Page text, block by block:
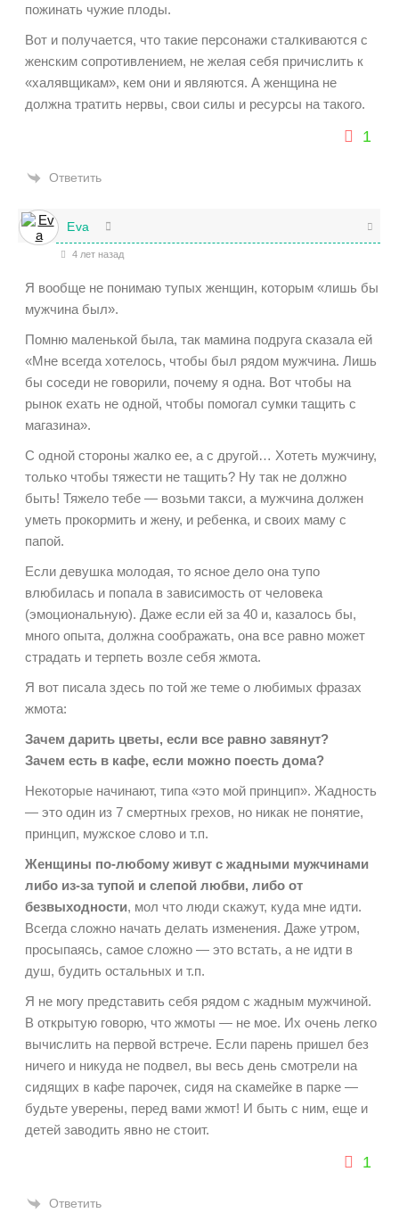
пожинать чужие плоды.
Вот и получается, что такие персонажи сталкиваются с
женским сопротивлением, не желая себя причислить к
«халявщикам», кем они и являются. А женщина не
должна тратить нервы, свои силы и ресурсы на такого.
1
Ответить
Eva
4 лет назад
Я вообще не понимаю тупых женщин, которым «лишь бы
мужчина был».
Помню маленькой была, так мамина подруга сказала ей
«Мне всегда хотелось, чтобы был рядом мужчина. Лишь
бы соседи не говорили, почему я одна. Вот чтобы на
рынок ехать не одной, чтобы помогал сумки тащить с
магазина».
С одной стороны жалко ее, а с другой… Хотеть мужчину,
только чтобы тяжести не тащить? Ну так не должно
быть! Тяжело тебе — возьми такси, а мужчина должен
уметь прокормить и жену, и ребенка, и своих маму с
папой.
Если девушка молодая, то ясное дело она тупо
влюбилась и попала в зависимость от человека
(эмоциональную). Даже если ей за 40 и, казалось бы,
много опыта, должна соображать, она все равно может
страдать и терпеть возле себя жмота.
Я вот писала здесь по той же теме о любимых фразах
жмота:
Зачем дарить цветы, если все равно завянут?
Зачем есть в кафе, если можно поесть дома?
Некоторые начинают, типа «это мой принцип». Жадность
— это один из 7 смертных грехов, но никак не понятие,
принцип, мужское слово и т.п.
Женщины по-любому живут с жадными мужчинами
либо из-за тупой и слепой любви, либо от
безвыходности, мол что люди скажут, куда мне идти.
Всегда сложно начать делать изменения. Даже утром,
просыпаясь, самое сложно — это встать, а не идти в
душ, будить остальных и т.п.
Я не могу представить себя рядом с жадным мужчиной.
В открытую говорю, что жмоты — не мое. Их очень легко
вычислить на первой встрече. Если парень пришел без
ничего и никуда не подвел, вы весь день смотрели на
сидящих в кафе парочек, сидя на скамейке в парке —
будьте уверены, перед вами жмот! И быть с ним, еще и
детей заводить явно не стоит.
1
Ответить